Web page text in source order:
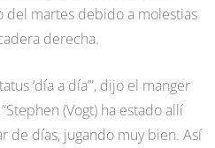
martes debido a molestias
derecha.
‘día a día’”, dijo el manger
(Vogt) ha estado allí
de días, jugando muy bien. Así